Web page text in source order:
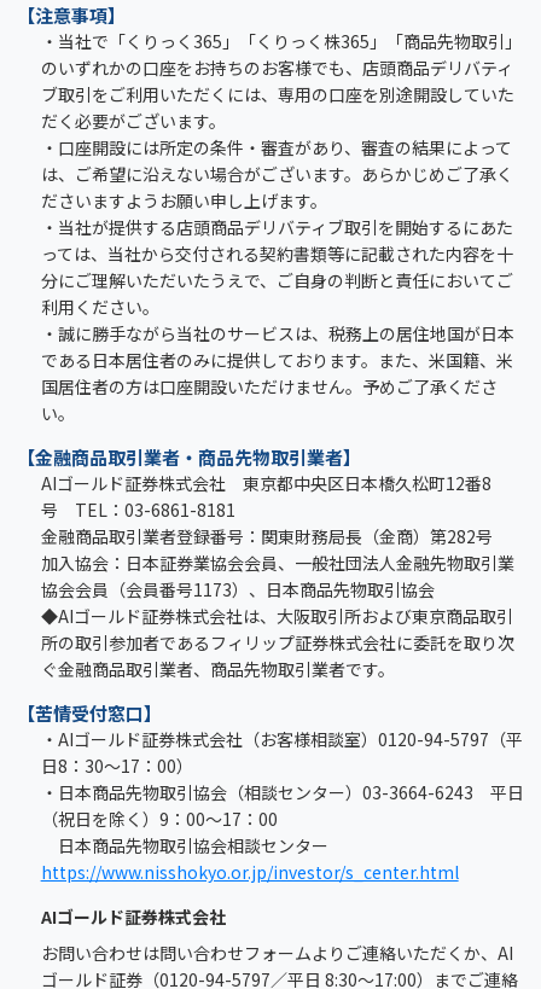
【注意事項】
・当社で「くりっく365」「くりっく株365」「商品先物取引」
のいずれかの口座をお持ちのお客様でも、店頭商品デリバティ
ブ取引をご利用いただくには、専用の口座を別途開設していた
だく必要がございます。
・口座開設には所定の条件・審査があり、審査の結果によって
は、ご希望に沿えない場合がございます。あらかじめご了承く
ださいますようお願い申し上げます。
・当社が提供する店頭商品デリバティブ取引を開始するにあた
っては、当社から交付される契約書類等に記載された内容を十
分にご理解いただいたうえで、ご自身の判断と責任においてご
利用ください。
・誠に勝手ながら当社のサービスは、税務上の居住地国が日本
である日本居住者のみに提供しております。また、米国籍、米
国居住者の方は口座開設いただけません。予めご了承くださ
い。
【金融商品取引業者・商品先物取引業者】
AIゴールド証券株式会社 東京都中央区日本橋久松町12番8
号 TEL：03-6861-8181
金融商品取引業者登録番号：関東財務局長（金商）第282号
加入協会：日本証券業協会会員、一般社団法人金融先物取引業
協会会員（会員番号1173）、日本商品先物取引協会
◆AIゴールド証券株式会社は、大阪取引所および東京商品取引
所の取引参加者であるフィリップ証券株式会社に委託を取り次
ぐ金融商品取引業者、商品先物取引業者です。
【苦情受付窓口】
・AIゴールド証券株式会社（お客様相談室）0120-94-5797（平
日8：30～17：00）
・日本商品先物取引協会（相談センター）03-3664-6243 平日
（祝日を除く）9：00～17：00
日本商品先物取引協会相談センター
https://www.nisshokyo.or.jp/investor/s_center.html
AIゴールド証券株式会社
お問い合わせは問い合わせフォームよりご連絡いただくか、AI
ゴールド証券（0120-94-5797／平日 8:30～17:00）までご連絡